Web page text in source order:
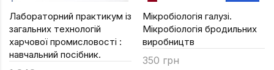
Лабораторний практикум із
загальних технологій
харчової промисловості :
навчальний посібник.
Мікробіологія галузі.
Мікробіологія бродильних
виробництв
350 грн